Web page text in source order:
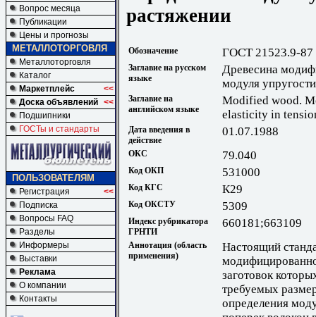
Вопрос месяца
Публикации
Цены и прогнозы
МЕТАЛЛОТОРГОВЛЯ
Металлоторговля
Каталог
Маркетплейс
<<
Доска объявлений <<
Подшипники
ГОСТы и стандарты
ПОЛЬЗОВАТЕЛЯМ
Регистрация
<<
Подписка
Вопросы FAQ
Разделы
Информеры
Выставки
Реклама
О компании
Контакты
растяжении
Обозначение ГОСТ 21523.9-87
Заглавие на русском
языке
Древесина
модуля
Заглавие на
английском языке
Modified wood.
elasticity in
Дата введения в
действие
01.07.1988
ОКС 79.040
Код ОКП 531000
Код КГС К29
Код ОКСТУ 5309
Индекс рубрикатора
ГРНТИ
660181;663109
Аннотация (область
применения)
Настоящий
заготовок
требуемых
определения